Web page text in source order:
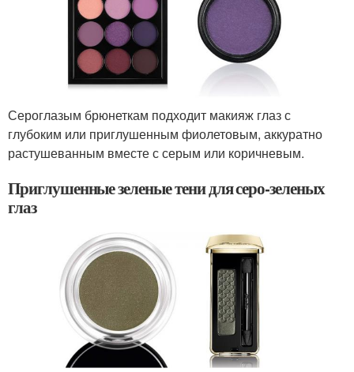
Сероглазым брюнеткам подходит макияж глаз с
глубоким или приглушенным фиолетовым, аккуратно
растушеванным вместе с серым или коричневым.
Приглушенные зеленые тени для серо-зеленых
глаз